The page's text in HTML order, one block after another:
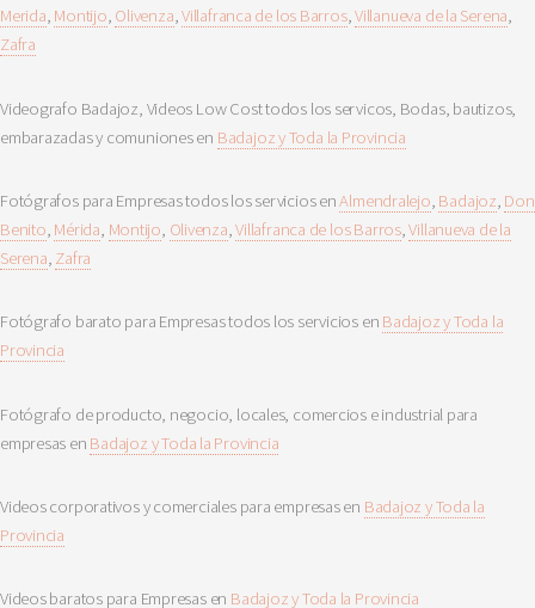
Merida, Montijo, Olivenza,Villafranca de los Barros,Villanueva de la Serena,
Zafra
Videografo Badajoz, Videos Low Cost todos los servicos, Bodas, bautizos,
embarazadas y comuniones en Badajoz y Toda la Provincia
Fotógrafos para Empresas todos los servicios enAlmendralejo, Badajoz, Don
Benito, Mérida, Montijo, Olivenza,Villafranca de los Barros,Villanueva de la
Serena, Zafra
Fotógrafo barato para Empresas todos los servicios en Badajoz y Toda la
Provincia
Fotógrafo de producto, negocio, locales, comercios e industrial para
empresas en Badajoz y Toda la Provincia
Videos corporativos y comerciales para empresas en Badajoz y Toda la
Provincia
Videos baratos para Empresas en Badajoz y Toda la Provincia